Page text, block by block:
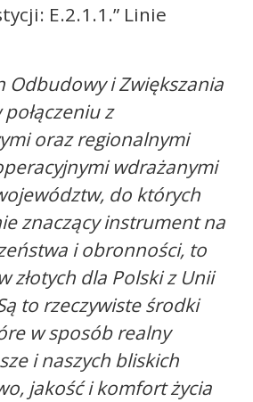
E.2.1.1.” Linie
Odbudowy i Zwiększania
z
oraz regionalnymi
wdrażanymi
do których
znaczący instrument na
i obronności, to
złotych dla Polski z Unii
to rzeczywiste środki
w sposób realny
i naszych bliskich
jakość i komfort życia